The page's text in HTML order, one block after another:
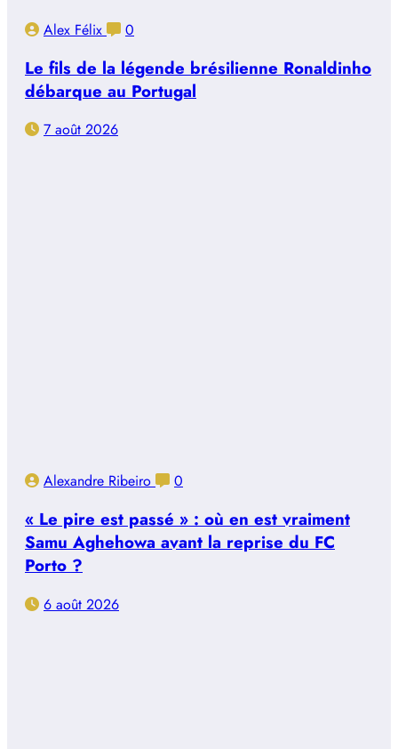
Alex Félix 0
Le fils de la légende brésilienne Ronaldinho
débarque au Portugal
7 août 2026
Alexandre Ribeiro 0
« Le pire est passé » : où en est vraiment
Samu Aghehowa avant la reprise du FC
Porto ?
6 août 2026